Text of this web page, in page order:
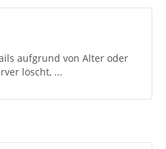
aufgrund von Alter oder
löscht, ...